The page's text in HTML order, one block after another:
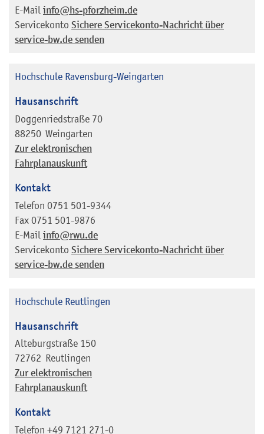
E-Mail info@hs-pforzheim.de
Servicekonto Sichere Servicekonto-Nachricht über
service-bw.de senden
Hochschule Ravensburg-Weingarten
Hausanschrift
Doggenriedstraße 70
88250 Weingarten
Zur elektronischen
Fahrplanauskunft
Kontakt
Telefon 0751 501-9344
Fax 0751 501-9876
E-Mail info@rwu.de
Servicekonto Sichere Servicekonto-Nachricht über
service-bw.de senden
Hochschule Reutlingen
Hausanschrift
Alteburgstraße 150
72762 Reutlingen
Zur elektronischen
Fahrplanauskunft
Kontakt
Telefon +49 7121 271-0